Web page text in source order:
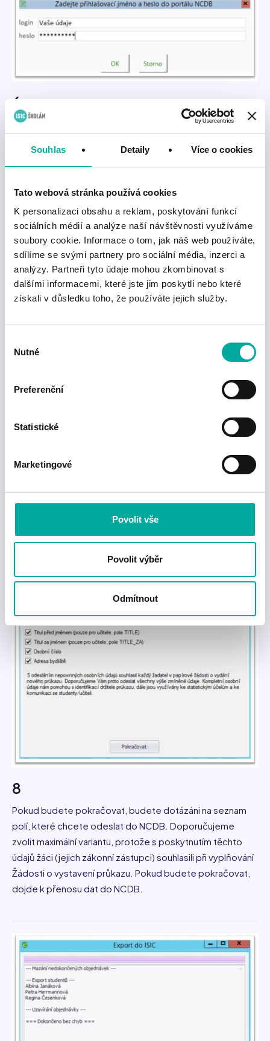
Souhlas Detaily Více o cookies
Tato webová stránka používá cookies
K personalizaci obsahu a reklam, poskytování funkcí
sociálních médií a analýze naší návštěvnosti využíváme
soubory cookie. Informace o tom, jak náš web používáte,
sdílíme se svými partnery pro sociální média, inzerci a
analýzy. Partneři tyto údaje mohou zkombinovat s
dalšími informacemi, které jste jim poskytli nebo které
získali v důsledku toho, že používáte jejich služby.
souhlasu
Nutné
Preferenční
Statistické
Marketingové
Povolit vše
Povolit výběr
Odmítnout
6
V dalším kroku je nutné zadat přihlašovací údaje. Ty jsou
Po stisknutní tlačítka OK uvidíte seznam všech požadavků,
8
Pokud budete pokračovat, budete dotázáni na seznam
polí, které chcete odeslat do NCDB. Doporučujeme
zvolit maximální variantu, protože s poskytnutím těchto
údajů žáci (jejich zákonní zástupci) souhlasili při vyplňování
Žádosti o vystavení průkazu. Pokud budete pokračovat,
dojde k přenosu dat do NCDB.